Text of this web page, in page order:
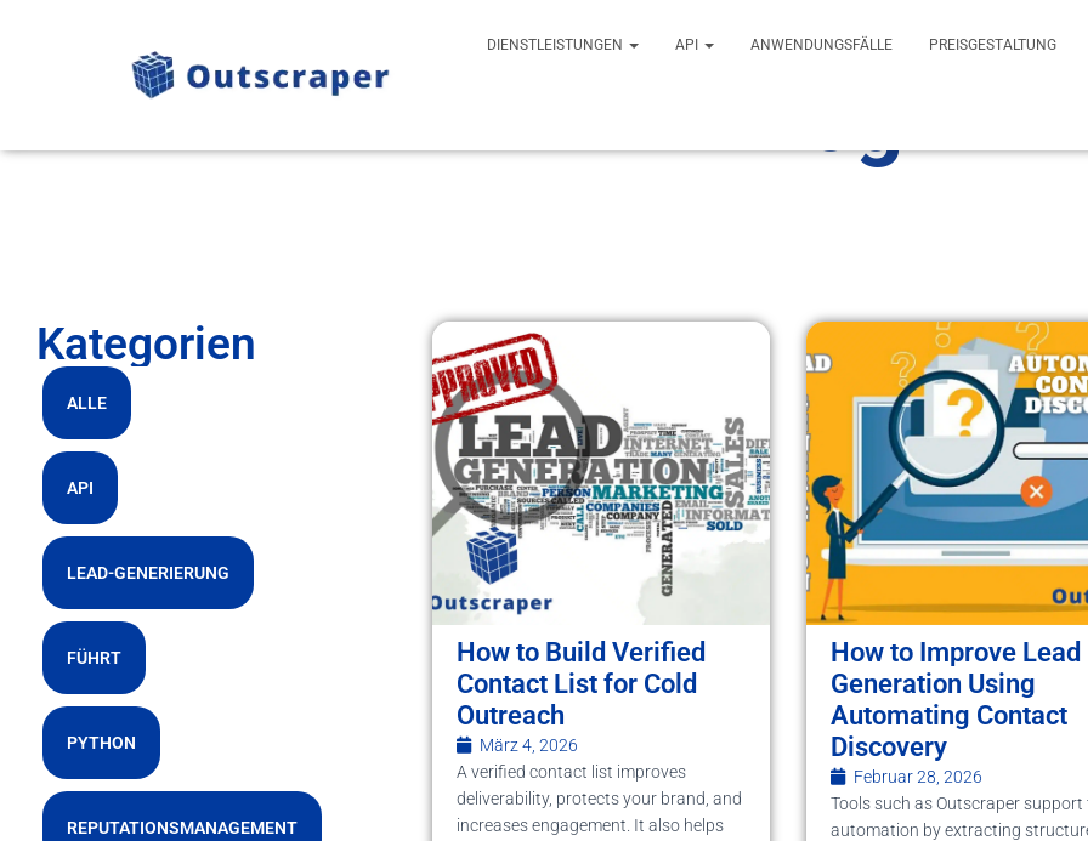
DIENSTLEISTUNGEN API ANWENDUNGSFÄLLE PREISGESTALTUNG
Kategorien
ALLE
API
LEAD-GENERIERUNG
FÜHRT
PYTHON
REPUTATIONSMANAGEMENT
How to Build Verified
Contact List for Cold
Outreach
März 4, 2026
A verified contact list improves
deliverability, protects your brand, and
increases engagement. It also helps
How to Improve Lead
Generation Using
Automating Contact
Discovery
Februar 28, 2026
Tools such as Outscraper support
automation by extracting